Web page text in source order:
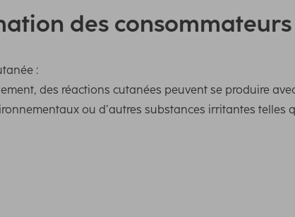
des consommateurs
:
des réactions cutanées peuvent se produire
ou d’autres substances irritantes telles